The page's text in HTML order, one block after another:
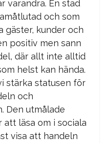
varandra. En stad
och som
gäster, kunder och
positiv men sann
där allt inte alltid
helst kan hända.
stärka statusen för
och
Den utmålade
att läsa om i sociala
visa att handeln